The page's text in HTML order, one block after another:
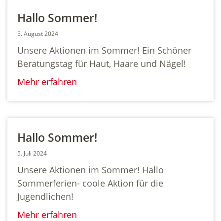
Hallo Sommer!
5. August 2024
Unsere Aktionen im Sommer! Ein Schöner
Beratungstag für Haut, Haare und Nägel!
Mehr erfahren
Hallo Sommer!
5. Juli 2024
Unsere Aktionen im Sommer! Hallo
Sommerferien- coole Aktion für die
Jugendlichen!
Mehr erfahren